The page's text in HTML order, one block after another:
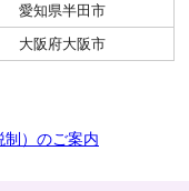
愛知県半田市
大阪府大阪市
制）のご案内